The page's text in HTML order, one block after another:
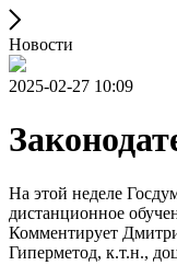
Новости
2025-02-27 10:09
На этой неделе
дистанционное
Комментирует
Гиперметод, к.т.н.,